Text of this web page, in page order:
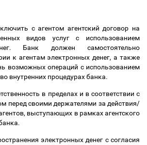
с агентом агентский договор на
видов услуг с использованием
Банк должен самостоятельно
к агентам электронных денег, а также
возможных операций с использованием
внутренних процедурах банка.
в пределах и в соответствии с
перед своими держателями за действия/
выступающих в рамках агентского
электронных денег с согласия